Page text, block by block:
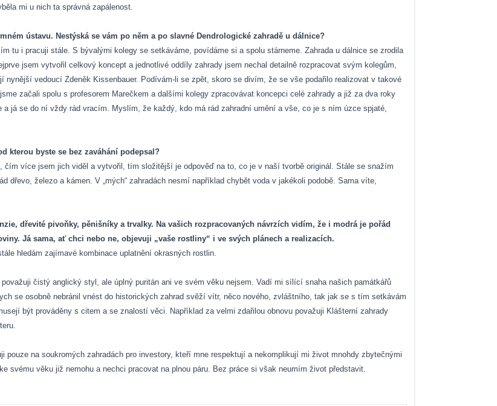
mi u nich ta správná zapálenost.
ústavu. Nestýská se vám po něm a po slavné Dendrologické zahradě u dálnice?
tu i pracuji stále. S bývalými kolegy se setkáváme, povídáme si a spolu stárneme. Zahrada u dálnice se zrodila
jsem vytvořil celkový koncept a jednotlivé oddíly zahrady jsem nechal detailně rozpracovat svým kolegům,
nynější vedoucí Zdeněk Kissenbauer. Podívám-li se zpět, skoro se divím, že se vše podařilo realizovat v takové
začali spolu s profesorem Marečkem a dalšími kolegy zpracovávat koncepci celé zahrady a již za dva roky
já se do ní vždy rád vracím. Myslím, že každý, kdo má rád zahradní umění a vše, co je s ním úzce spjaté,
kterou byste se bez zaváhání podepsal?
čím více jsem jich viděl a vytvořil, tím složitější je odpověď na to, co je v naší tvorbě originál. Stále se snažím
dřevo, železo a kámen. V „mých“ zahradách nesmí například chybět voda v jakékoli podobě. Sama víte,
dřevité pivoňky, pěnišníky a trvalky. Na vašich rozpracovaných návrzích vidím, že i modrá je pořád
Já sama, ať chci nebo ne, objevuji „vaše rostliny“ i ve svých plánech a realizacích.
hledám zajímavé kombinace uplatnění okrasných rostlin.
čistý anglický styl, ale úplný puritán ani ve svém věku nejsem. Vadí mi sílící snaha našich památkářů
se osobně nebránil vnést do historických zahrad svěží vítr, něco nového, zvláštního, tak jak se s tím setkávám
být prováděny s citem a se znalostí věci. Například za velmi zdařilou obnovu považuji Klášterní zahrady
pouze na soukromých zahradách pro investory, kteří mne respektují a nekomplikují mi život mnohdy zbytečnými
svému věku již nemohu a nechci pracovat na plnou páru. Bez práce si však neumím život představit.